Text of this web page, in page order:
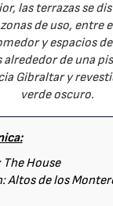
las terrazas se
de uso, entre
y espacios
alrededor de una
Gibraltar y
verde oscuro.
House
Altos de los